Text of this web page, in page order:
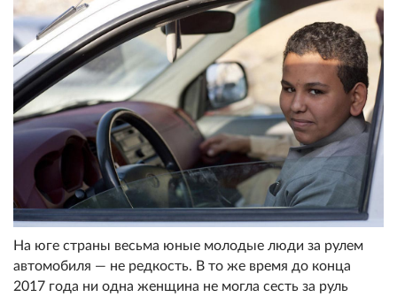
На юге страны весьма юные молодые люди за рулем
автомобиля — не редкость. В то же время до конца
2017 года ни одна женщина не могла сесть за руль